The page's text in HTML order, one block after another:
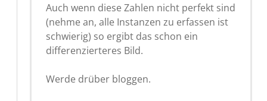
Auch wenn diese Zahlen nicht perfekt sind
(nehme an, alle Instanzen zu erfassen ist
schwierig) so ergibt das schon ein
differenzierteres Bild.
Werde drüber bloggen.